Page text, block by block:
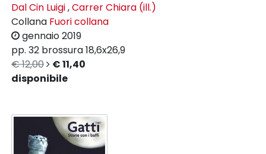
Dal Cin Luigi,Carrer Chiara (ill.)
Collana Fuori collana
gennaio 2019
pp. 32 brossura18,6x26,9
€ 12,00
€ 11,40
disponibile